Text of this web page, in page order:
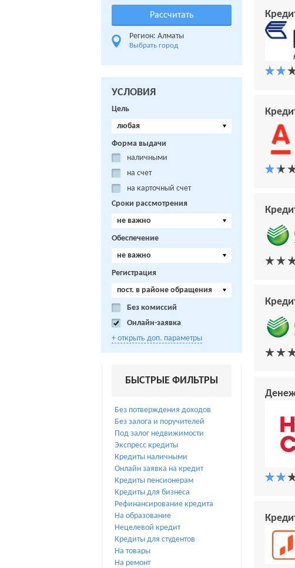
Регион: Алматы
Выбрать город
УСЛОВИЯ
Цель
любая
Форма выдачи
наличными
на счет
на карточный счет
Сроки рассмотрения
не важно
Обеспечение
не важно
Регистрация
пост. в районе обращения
Без комиссий
Онлайн-заявка
+ открыть доп. параметры
БЫСТРЫЕ ФИЛЬТРЫ
Без потверждения доходов
Без залога и поручителей
Под залог недвижимости
Экспресс кредиты
Кредиты наличными
Онлайн заявка на кредит
Кредиты пенсионерам
Кредиты для бизнеса
Рефинансирование кредита
На образование
Нецелевой кредит
Кредиты для студентов
На товары
На ремонт